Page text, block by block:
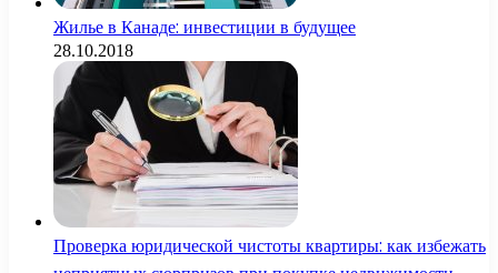
Жилье в Канаде: инвестиции в будущее
28.10.2018
Проверка юридической чистоты квартиры: как избежать